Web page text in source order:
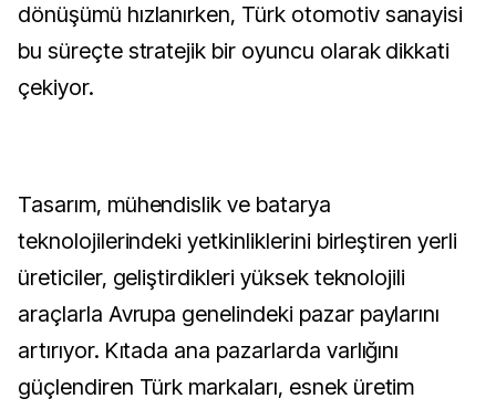
dönüşümü hızlanırken, Türk otomotiv sanayisi
bu süreçte stratejik bir oyuncu olarak dikkati
çekiyor.
Tasarım, mühendislik ve batarya
teknolojilerindeki yetkinliklerini birleştiren yerli
üreticiler, geliştirdikleri yüksek teknolojili
araçlarla Avrupa genelindeki pazar paylarını
artırıyor. Kıtada ana pazarlarda varlığını
güçlendiren Türk markaları, esnek üretim